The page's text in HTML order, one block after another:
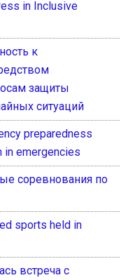
in Inclusive
к
защиты
ситуаций
preparedness
in emergencies
соревнования по
sports held in
встреча с